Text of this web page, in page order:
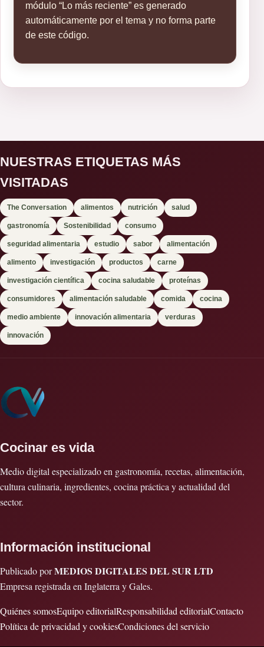
módulo “Lo más reciente” es generado
automáticamente por el tema y no forma parte
de este código.
NUESTRAS ETIQUETAS MÁS
VISITADAS
The Conversation alimentos nutrición salud
gastronomía Sostenibilidad consumo
seguridad alimentaria estudio sabor alimentación
alimento investigación productos carne
investigación científica cocina saludable proteínas
consumidores alimentación saludable comida cocina
medio ambiente innovación alimentaria verduras
innovación
Cocinar es vida
Medio digital especializado en gastronomía, recetas, alimentación,
cultura culinaria, ingredientes, cocina práctica y actualidad del
sector.
Información institucional
Publicado porMEDIOS DIGITALES DEL SUR LTD
Empresa registrada en Inglaterra y Gales.
Quiénes somosEquipo editorialResponsabilidad editorialContacto
Política de privacidad y cookiesCondiciones del servicio